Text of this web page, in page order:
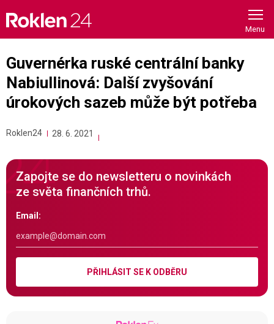
content
Guvernérka ruské centrální banky
Nabiullinová: Další zvyšování
úrokových sazeb může být potřeba
Roklen24 28. 6. 2021
Zapojte se do newsletteru o novinkách
ze světa finančních trhů.
Email:
PŘIHLÁSIT SE K ODBĚRU